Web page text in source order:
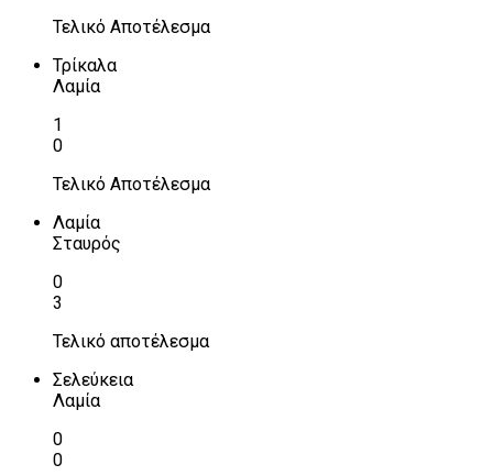
Τελικό Αποτέλεσμα
Τρίκαλα
Λαμία
1
0
Τελικό Αποτέλεσμα
Λαμία
Σταυρός
0
3
Τελικό αποτέλεσμα
Σελεύκεια
Λαμία
0
0